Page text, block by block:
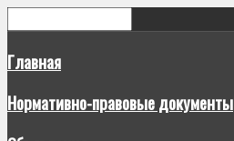
Главная
Нормативно-правовые документы